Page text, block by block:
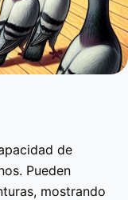
de
Pueden
mostrando